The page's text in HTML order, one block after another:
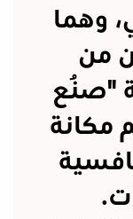
وهما
من
"صُنع
مكانة
.